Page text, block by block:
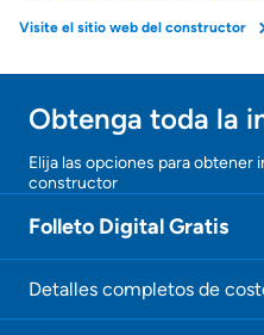
Obtener ofertas por
Visite el sitio web del constructor
Obtenga toda la
Elija las opciones para obtener
constructor
Folleto Digital Gratis
Detalles completos de